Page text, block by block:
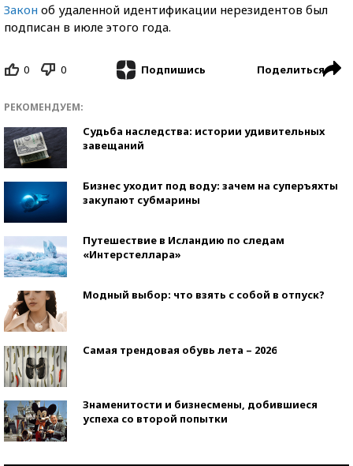
Закон об удаленной идентификации нерезидентов был
подписан в июле этого года.
0 0 Подпишись Поделиться
РЕКОМЕНДУЕМ:
Судьба наследства: истории удивительных
завещаний
Бизнес уходит под воду: зачем на суперъяхты
закупают субмарины
Путешествие в Исландию по следам
«Интерстеллара»
Модный выбор: что взять с собой в отпуск?
Самая трендовая обувь лета – 2026
Знаменитости и бизнесмены, добившиеся
успеха со второй попытки